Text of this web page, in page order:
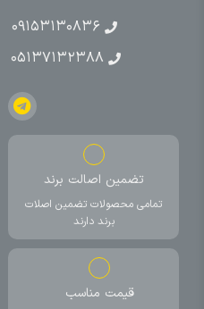
۰۹۱۵۳۱۳۰۸۳۶
۰۵۱۳۷۱۳۲۳۸۸
تضمین اصالت برند
تمامی محصولات تضمین اصلات
برند دارند
قیمت مناسب